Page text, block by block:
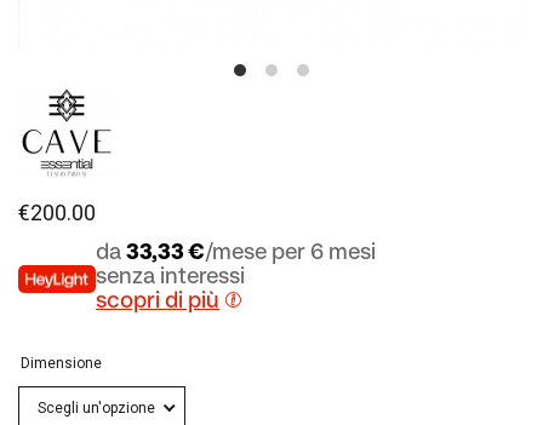
€200.00
da 33,33 €/mese per 6 mesi
senza interessi
scopri di più
Dimensione